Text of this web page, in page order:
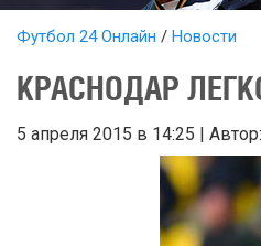
Футбол 24 Онлайн Новости
КРАСНОДАР
5 апреля 2015 в 14:25 | Автор: